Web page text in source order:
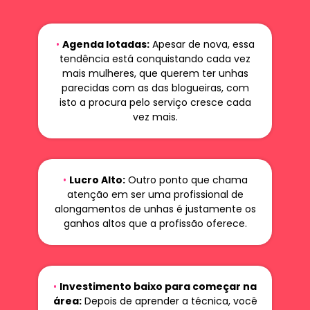
• Agenda lotadas:Apesar de nova, essa
tendência está conquistando cada vez
mais mulheres, que querem ter unhas
parecidas com as das blogueiras, com
isto a procura pelo serviço cresce cada
vez mais.
• Lucro Alto:Outro ponto que chama
atenção em ser uma profissional de
alongamentos de unhas é justamente os
ganhos altos que a profissão oferece.
• Investimento baixo para começar na
área:Depois de aprender a técnica, você